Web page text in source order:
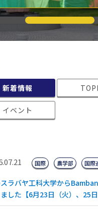
新着情報
イベント
ラバヤ工科大学から
した【6月23日（火）、25日
国際 農学部 国際